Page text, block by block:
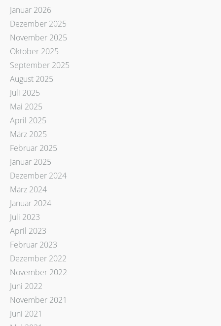
Januar 2026
Dezember 2025
November 2025
Oktober 2025
September 2025
August 2025
Juli 2025
Mai 2025
April 2025
März 2025
Februar 2025
Januar 2025
Dezember 2024
März 2024
Januar 2024
Juli 2023
April 2023
Februar 2023
Dezember 2022
November 2022
Juni 2022
November 2021
Juni 2021